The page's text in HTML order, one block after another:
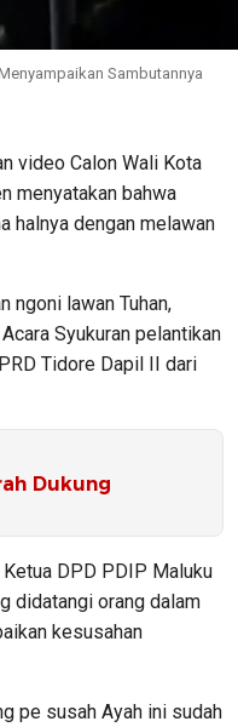
Sambutannya
video Calon Wali Kota
menyatakan bahwa
halnya dengan melawan
ngoni lawan Tuhan,
Syukuran pelantikan
Tidore Dapil II dari
Dukung
DPD PDIP Maluku
didatangi orang dalam
kesusahan
pe susah Ayah ini sudah